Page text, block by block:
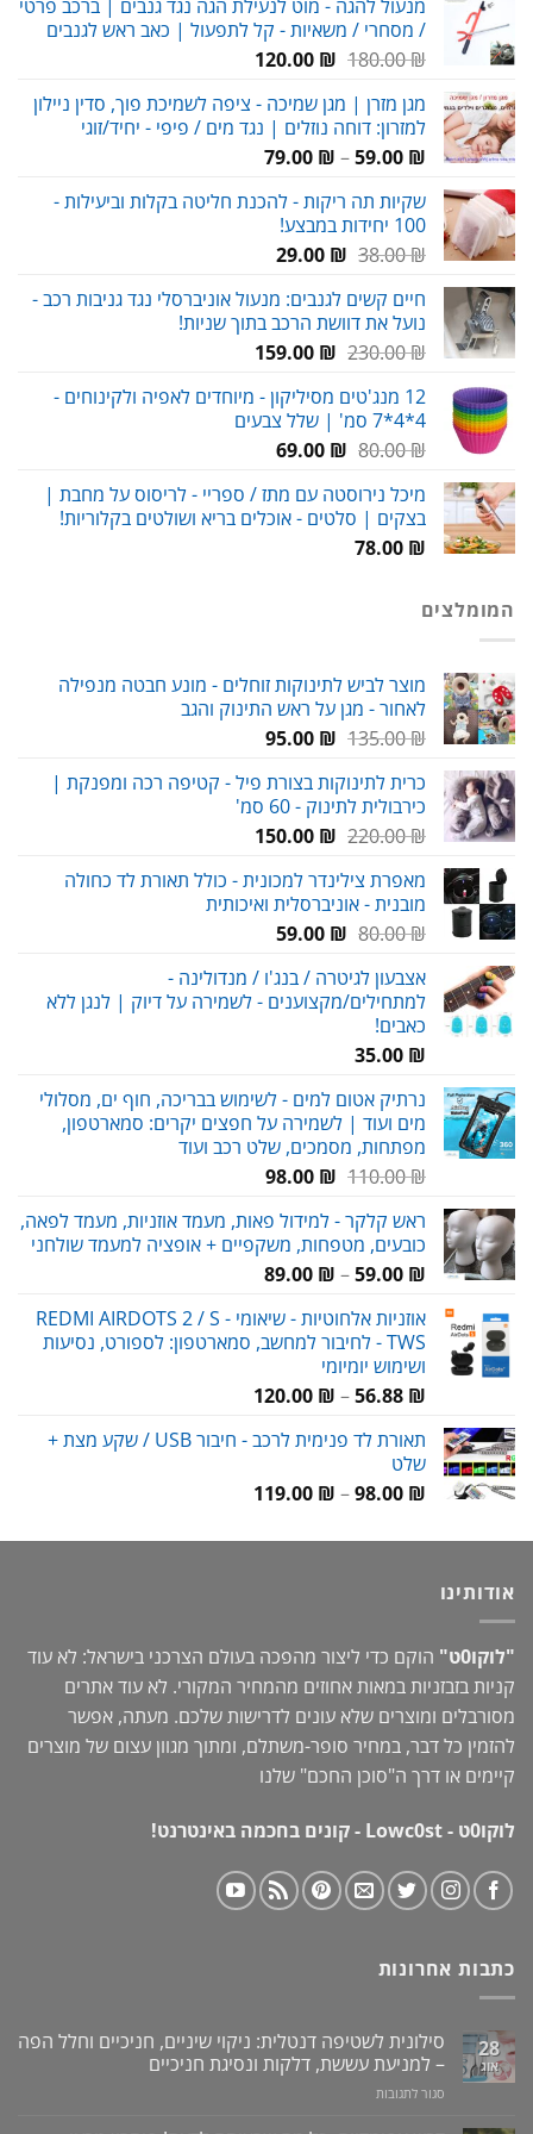
היה:
80.00 ₪.
הוא:
59.00 ₪.
מנעול להגה - מוט לנעילת הגה נגד גנבים | ברכב פרטי
/ מסחרי / משאיות - קל לתפעול | כאב ראש לגנבים
180.00₪
המחיר
היה:
180.00 ₪.
120.00 ₪
המחיר
הוא:
120.00 ₪.
מגן מזרן | מגן שמיכה - ציפה לשמיכת פוך, סדין ניילון
למזרון: דוחה נוזלים | נגד מים / פיפי - יחיד/זוגי
59.00 ₪
–
79.00 ₪
טווח
שקיות תה ריקות - להכנת חליטה בקלות וביעילות -
100 יחידות במבצע!
38.00₪
המחיר
היה:
38.00 ₪.
29.00 ₪
המחיר
הוא:
29.00 ₪.
חיים קשים לגנבים: מנעול אוניברסלי נגד גניבות רכב -
נועל את דוושת הרכב בתוך שניות!
230.00₪
המחיר
היה:
230.00 ₪.
159.00 ₪
המחיר
הוא:
159.00 ₪.
12 מנג'טים מסיליקון - מיוחדים לאפיה ולקינוחים -
4*4*7 סמ' | שלל צבעים
80.00₪
המחיר
היה:
80.00 ₪.
69.00 ₪
המחיר
הוא:
69.00 ₪.
מיכל נירוסטה עם מתז / ספריי - לריסוס על מחבת |
בצקים | סלטים - אוכלים בריא ושולטים בקלוריות!
78.00 ₪
המומלצים
מוצר לביש לתינוקות זוחלים - מונע חבטה מנפילה
לאחור - מגן על ראש התינוק והגב
135.00₪
המחיר
היה:
135.00 ₪.
95.00 ₪
המחיר
הוא:
95.00 ₪.
כרית לתינוקות בצורת פיל - קטיפה רכה ומפנקת |
כירבולית לתינוק - 60 סמ'
220.00₪
המחיר
היה:
220.00 ₪.
150.00 ₪
המחיר
הוא:
150.00 ₪.
מאפרת צילינדר למכונית - כולל תאורת לד כחולה
מובנית - אוניברסלית ואיכותית
80.00₪
המחיר
היה:
80.00 ₪.
59.00 ₪
המחיר
הוא:
59.00 ₪.
אצבעון לגיטרה / בנג'ו / מנדולינה -
למתחילים/מקצוענים - לשמירה על דיוק | לנגן ללא
כאבים!
35.00 ₪
נרתיק אטום למים - לשימוש בבריכה, חוף ים, מסלולי
מים ועוד | לשמירה על חפצים יקרים: סמארטפון,
מפתחות, מסמכים, שלט רכב ועוד
110.00₪
המחיר
היה:
110.00 ₪.
98.00 ₪
המחיר
הוא:
98.00 ₪.
ראש קלקר - למידול פאות, מעמד אוזניות, מעמד לפאה,
כובעים, מטפחות, משקפיים + אופציה למעמד שולחני
59.00 ₪
–
89.00 ₪
טווח
עד
אוזניות אלחוטיות - שיאומי REDMI AIRDOTS 2 / S -
TWS - לחיבור למחשב, סמארטפון: לספורט, נסיעות
ושימוש יומיומי
56.88 ₪
–
120.00 ₪
תאורת לד פנימית לרכב - חיבור USB / שקע מצת +
שלט
98.00 ₪
–
119.00 ₪
אודותינו
"לוקו0ט"
הוקם כדי ליצור מהפכה בעולם הצרכני בישראל: לא עוד
קניות בזבזניות במאות אחוזים מהמחיר המקורי. לא עוד אתרים
מסורבלים ומוצרים שלא עונים לדרישות שלכם. מעתה, אפשר
להזמין כל דבר, במחיר סופר-משתלם, ומתוך מגוון עצום של מוצרים
קיימים או דרך ה"סוכן החכם" שלנו
לוקו0ט - Lowc0st - קונים בחכמה באינטרנט!
כתבות אחרונות
28
אוג
סילונית לשטיפה דנטלית: ניקוי שיניים, חניכיים וחלל הפה
– למניעת עששת, דלקות ונסיגת חניכיים
סגור לתגובות